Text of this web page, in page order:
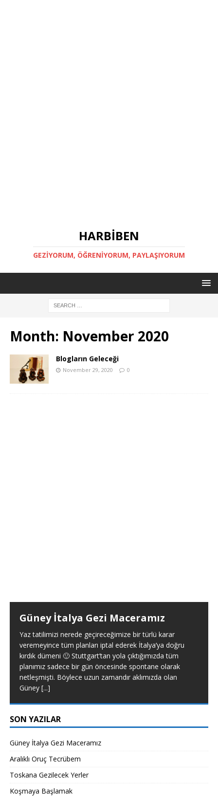
HARBİBEN
GEZİYORUM, ÖĞRENİYORUM, PAYLAŞIYORUM
Month: November 2020
Blogların Geleceği
November 29, 2020 0
Güney İtalya Gezi Maceramız
Yaz tatilimizi nerede geçireceğimize bir türlü karar
veremeyince tüm planları iptal ederek İtalya’ya doğru
kırdık dümeni 🙂 Stuttgart’tan yola çıktığımızda tüm
planımız sadece bir gün öncesinde spontane olarak
netleşmişti. Böylece uzun zamandır aklımızda olan
Güney [...]
SON YAZILAR
Güney İtalya Gezi Maceramız
Aralıklı Oruç Tecrübem
Toskana Gezilecek Yerler
Koşmaya Başlamak